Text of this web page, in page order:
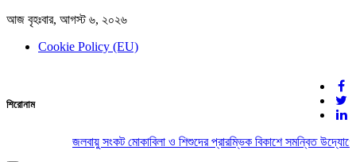
আজ বৃহঃবার, আগস্ট ৬, ২০২৬
Cookie Policy (EU)
দেশের খবর
যুক্ত থাকুন দেশের সঙ্গে
শিরোনাম
জলবায়ু সংকট মোকাবিলা ও শিশুদের প্রারম্ভিক বিকাশে সমন্বিত